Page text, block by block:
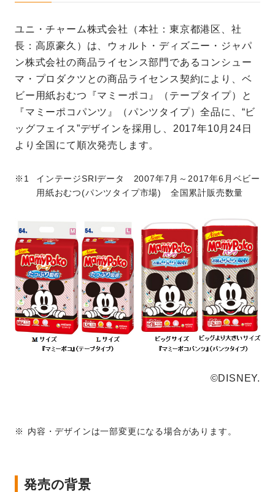
ユニ・チャーム株式会社（本社：東京都港区、社
長：高原豪久）は、ウォルト・ディズニー・ジャパ
ン株式会社の商品ライセンス部門であるコンシュー
マ・プロダクツとの商品ライセンス契約により、ベ
ビー用紙おむつ『マミーポコ』（テープタイプ）と
『マミーポコパンツ』（パンツタイプ）全品に、“ビ
ッグフェイス”デザインを採用し、2017年10月24日
より全国にて順次発売します。
インテージSRIデータ 2007年7月～2017年6月ベビー
用紙おむつ(パンツタイプ市場) 全国累計販売数量
©DISNEY.
内容・デザインは一部変更になる場合があります。
発売の背景